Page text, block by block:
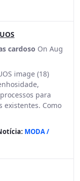
cardoso On Aug
image (18)
para
Como
MODA /